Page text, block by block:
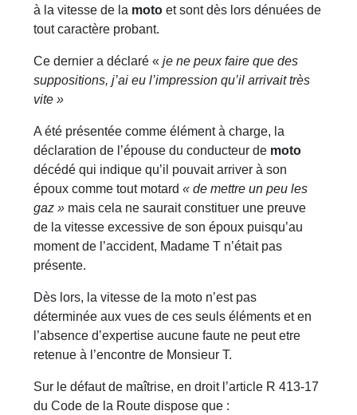
à la vitesse de la moto et sont dès lors dénuées de
tout caractère probant.
Ce dernier a déclaré «je ne peux faire que des
suppositions, j’ai eu l’impression qu’il arrivait très
vite »
A été présentée comme élément à charge, la
déclaration de l’épouse du conducteur de moto
décédé qui indique qu’il pouvait arriver à son
époux comme tout motard« de mettre un peu les
gaz » mais cela ne saurait constituer une preuve
de la vitesse excessive de son époux puisqu’au
moment de l’accident, Madame T n’était pas
présente.
Dès lors, la vitesse de la moto n’est pas
déterminée aux vues de ces seuls éléments et en
l’absence d’expertise aucune faute ne peut etre
retenue à l’encontre de Monsieur T.
Sur le défaut de maîtrise, en droit l’article R 413-17
du Code de la Route dispose que :